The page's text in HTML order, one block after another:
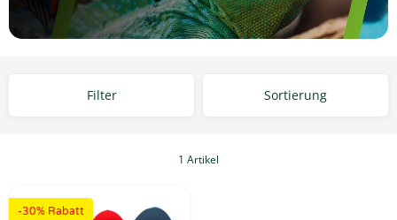
Filter Sortierung
1 Artikel
-30% Rabatt